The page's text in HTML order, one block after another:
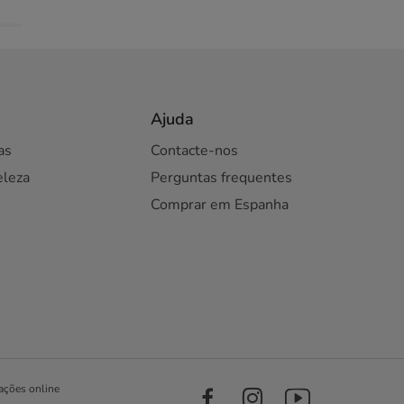
Ajuda
Contacte-nos
Perguntas frequentes
Comprar em Espanha
online